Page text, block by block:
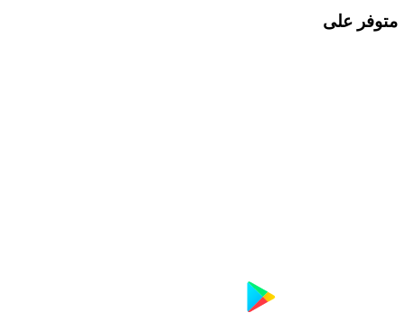
متوفر على